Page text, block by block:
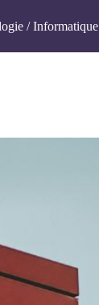
/ Informatique